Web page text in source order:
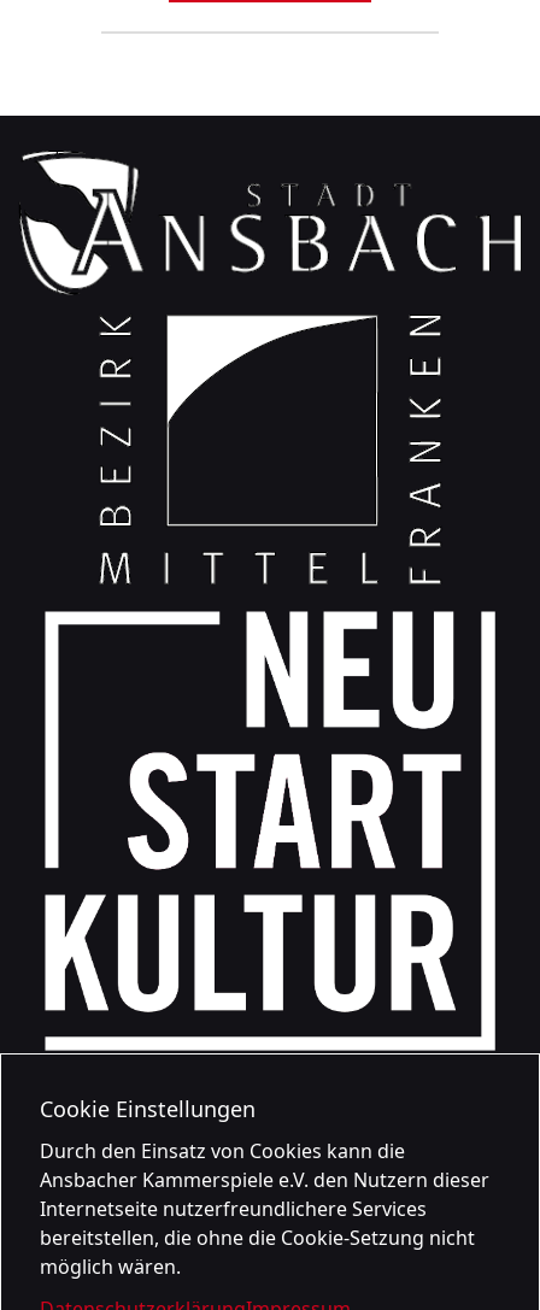
Cookie Einstellungen
Durch den Einsatz von Cookies kann die
Ansbacher Kammerspiele e.V. den Nutzern dieser
Internetseite nutzerfreundlichere Services
bereitstellen, die ohne die Cookie-Setzung nicht
möglich wären.